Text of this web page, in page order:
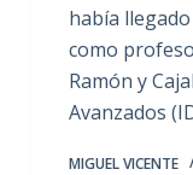
había
como
Ramón y
Avanzados
MIGUEL VICENTE